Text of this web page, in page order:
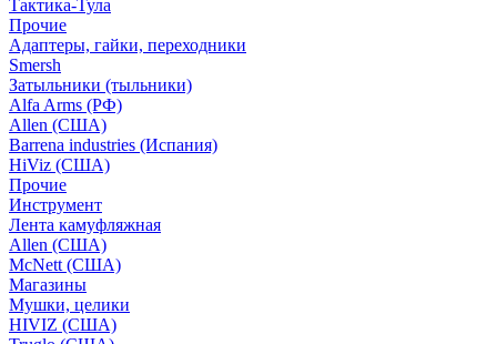
Тактика-Тула
Прочие
Адаптеры, гайки, переходники
Smersh
Затыльники (тыльники)
Alfa Arms (РФ)
Allen (США)
Barrena industries (Испания)
HiViz (США)
Прочие
Инструмент
Лента камуфляжная
Allen (США)
McNett (США)
Магазины
Мушки, целики
HIVIZ (США)